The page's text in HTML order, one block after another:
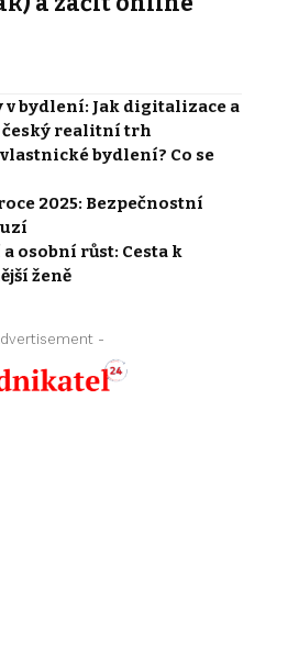
bydlení: Jak digitalizace a
realitní trh
bydlení? Co se
2025: Bezpečnostní
osobní růst: Cesta k
ženě
-